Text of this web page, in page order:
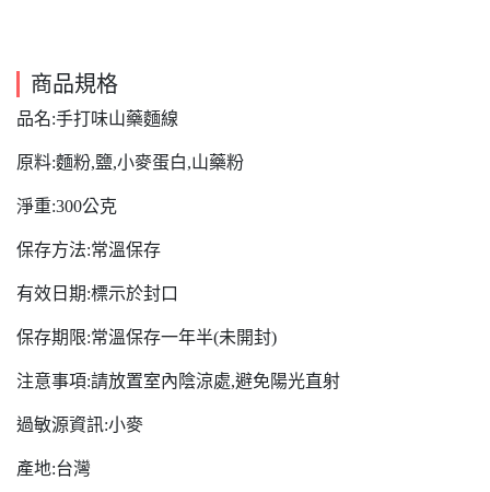
商品規格
品名:手打味山藥麵線
原料:麵粉,鹽,小麥蛋白,山藥粉
淨重:300公克
保存方法:常溫保存
有效日期:標示於封口
保存期限:常溫保存一年半(未開封)
注意事項:請放置室內陰涼處,避免陽光直射
過敏源資訊:小麥
產地:台灣